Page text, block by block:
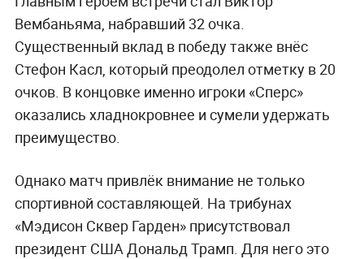
Вембаньяма, набравший 32 очка.
Существенный вклад в победу также внёс
Стефон Касл, который преодолел отметку в 20
очков. В концовке именно игроки «Сперс»
оказались хладнокровнее и сумели удержать
преимущество.
Однако матч привлёк внимание не только
спортивной составляющей. На трибунах
«Мэдисон Сквер Гарден» присутствовал
президент США Дональд Трамп. Для него это